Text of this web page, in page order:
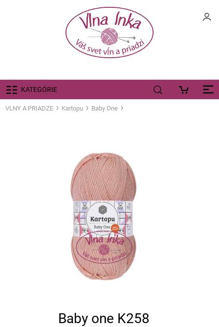
KATEGÓRIE
VLNY A PRIADZE Kartopu Baby One
Baby one K258